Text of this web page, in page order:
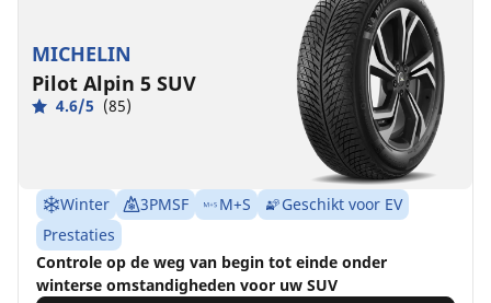
MICHELIN
Pilot Alpin 5 SUV
4.6/5 (85)
Winter 3PMSF M+S
Geschikt voor EV
Prestaties
Controle op de weg van begin tot einde onder
winterse omstandigheden voor uw SUV